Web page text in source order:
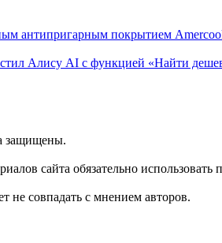
антипригарным покрытием
Алису AI с функцией «Найти
защищены.
сайта обязательно
не совпадать с мнением авторов.